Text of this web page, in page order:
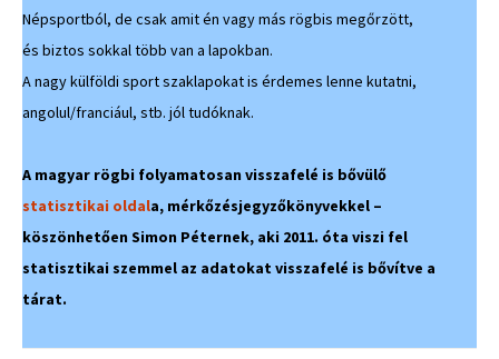
Népsportból, de csak amit én vagy más rögbis megőrzött,
és biztos sokkal több van a lapokban.
A nagy külföldi sport szaklapokat is érdemes lenne kutatni,
angolul/franciául, stb. jól tudóknak.
A magyar rögbi folyamatosan visszafelé is bővülő
statisztikai oldala, mérkőzésjegyzőkönyvekkel –
köszönhetően Simon Péternek, aki 2011. óta viszi fel
statisztikai szemmel az adatokat visszafelé is bővítve a
tárat.